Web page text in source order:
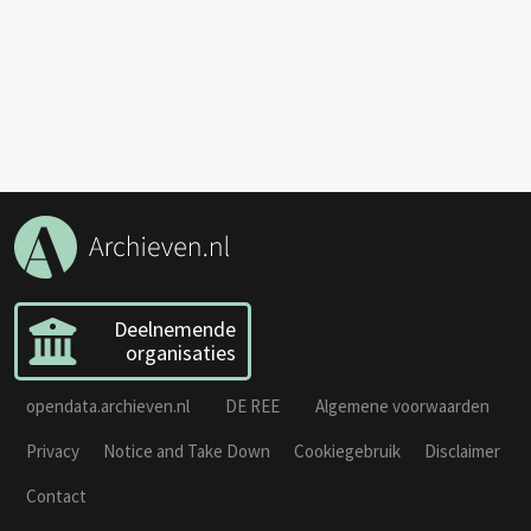
Deelnemende
organisaties
opendata.archieven.nl DE REE
Algemene voorwaarden
Privacy
Notice and Take Down Cookiegebruik
Disclaimer
Contact